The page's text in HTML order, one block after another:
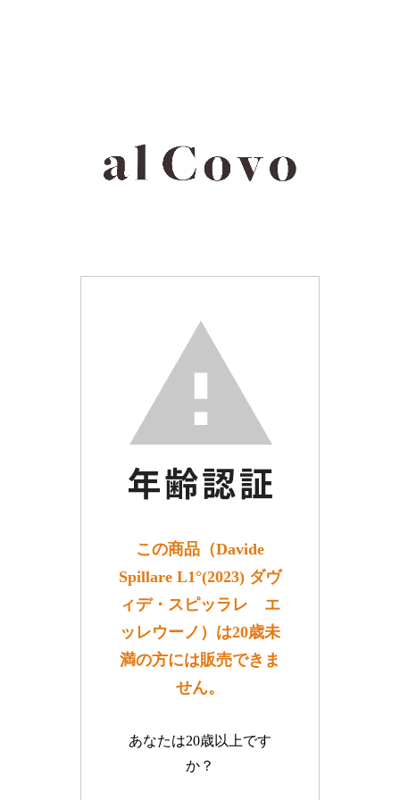
この商品（Davide
Spillare L1°(2023) ダヴ
ィデ・スピッラレ エ
ッレウーノ）は20歳未
満の方には販売できま
せん。
あなたは20歳以上です
か？